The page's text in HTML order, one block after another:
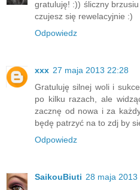
gratuluję! :)) śliczny
czujesz się rewelacyjnie :)
Odpowiedz
xxx 27 maja 2013 22:28
Gratuluję silnej woli i
po kilku razach, ale
zacznę od nowa i za
będę patrzyć na to zdj by
Odpowiedz
SaikouBiuti 28 maja 2013